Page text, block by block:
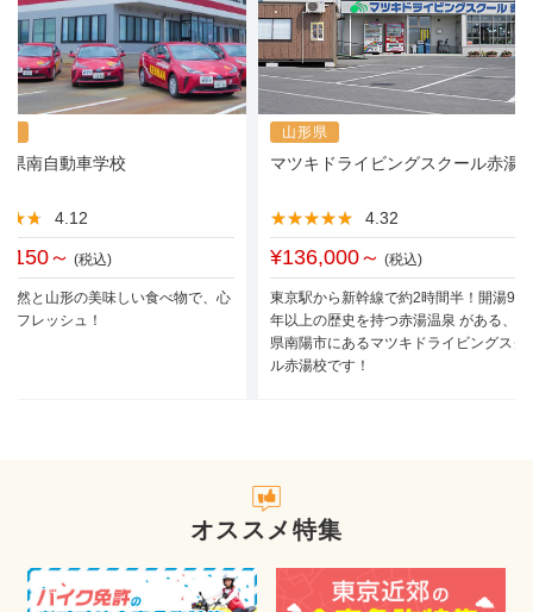
県南自動車学校
4.12
～ (税込)
然と山形の美味しい食べ物で、心
フレッシュ！
山形県
マツキドライビングスクール赤湯
★★★★★
★★★★★ 4.32
¥136,000～ (税込)
東京駅から新幹線で約2時間半！開湯930
年以上の歴史を持つ赤湯温泉 がある、
県南陽市にあるマツキドライビングスク
ル赤湯校です！
オススメ特集